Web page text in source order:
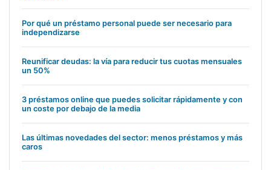
Por qué un préstamo personal puede ser necesario para
independizarse
Reunificar deudas: la vía para reducir tus cuotas mensuales
un 50%
3 préstamos online que puedes solicitar rápidamente y con
un coste por debajo de la media
Las últimas novedades del sector: menos préstamos y más
caros